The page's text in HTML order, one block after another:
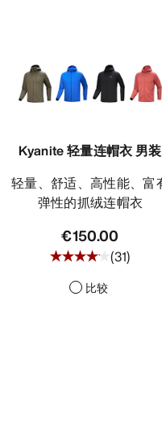
Kyanite 轻量连帽衣 男装
轻量、舒适、高性能、富有
弹性的抓绒连帽衣
€150.00
(31)
比较